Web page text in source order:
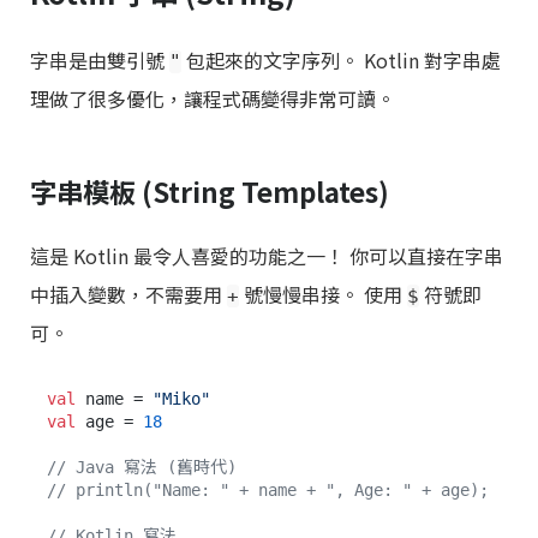
字串是由雙引號 " 包起來的文字序列。 Kotlin 對字串處
理做了很多優化，讓程式碼變得非常可讀。
字串模板 (String Templates)
這是 Kotlin 最令人喜愛的功能之一！ 你可以直接在字串
中插入變數，不需要用 + 號慢慢串接。 使用 $ 符號即
可。
val name =
"Miko"
val
age = 18
// Java 寫法 (舊時代)
// println("Name: " + name + ", Age: " + age);